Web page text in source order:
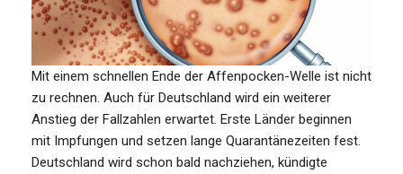
Mit einem schnellen Ende der Affenpocken-Welle ist nicht
zu rechnen. Auch für Deutschland wird ein weiterer
Anstieg der Fallzahlen erwartet. Erste Länder beginnen
mit Impfungen und setzen lange Quarantänezeiten fest.
Deutschland wird schon bald nachziehen, kündigte